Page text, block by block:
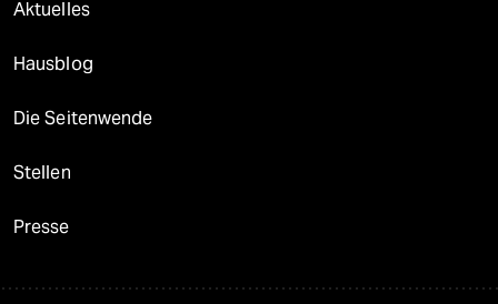
Aktuelles
Hausblog
Die Seitenwende
Stellen
Presse